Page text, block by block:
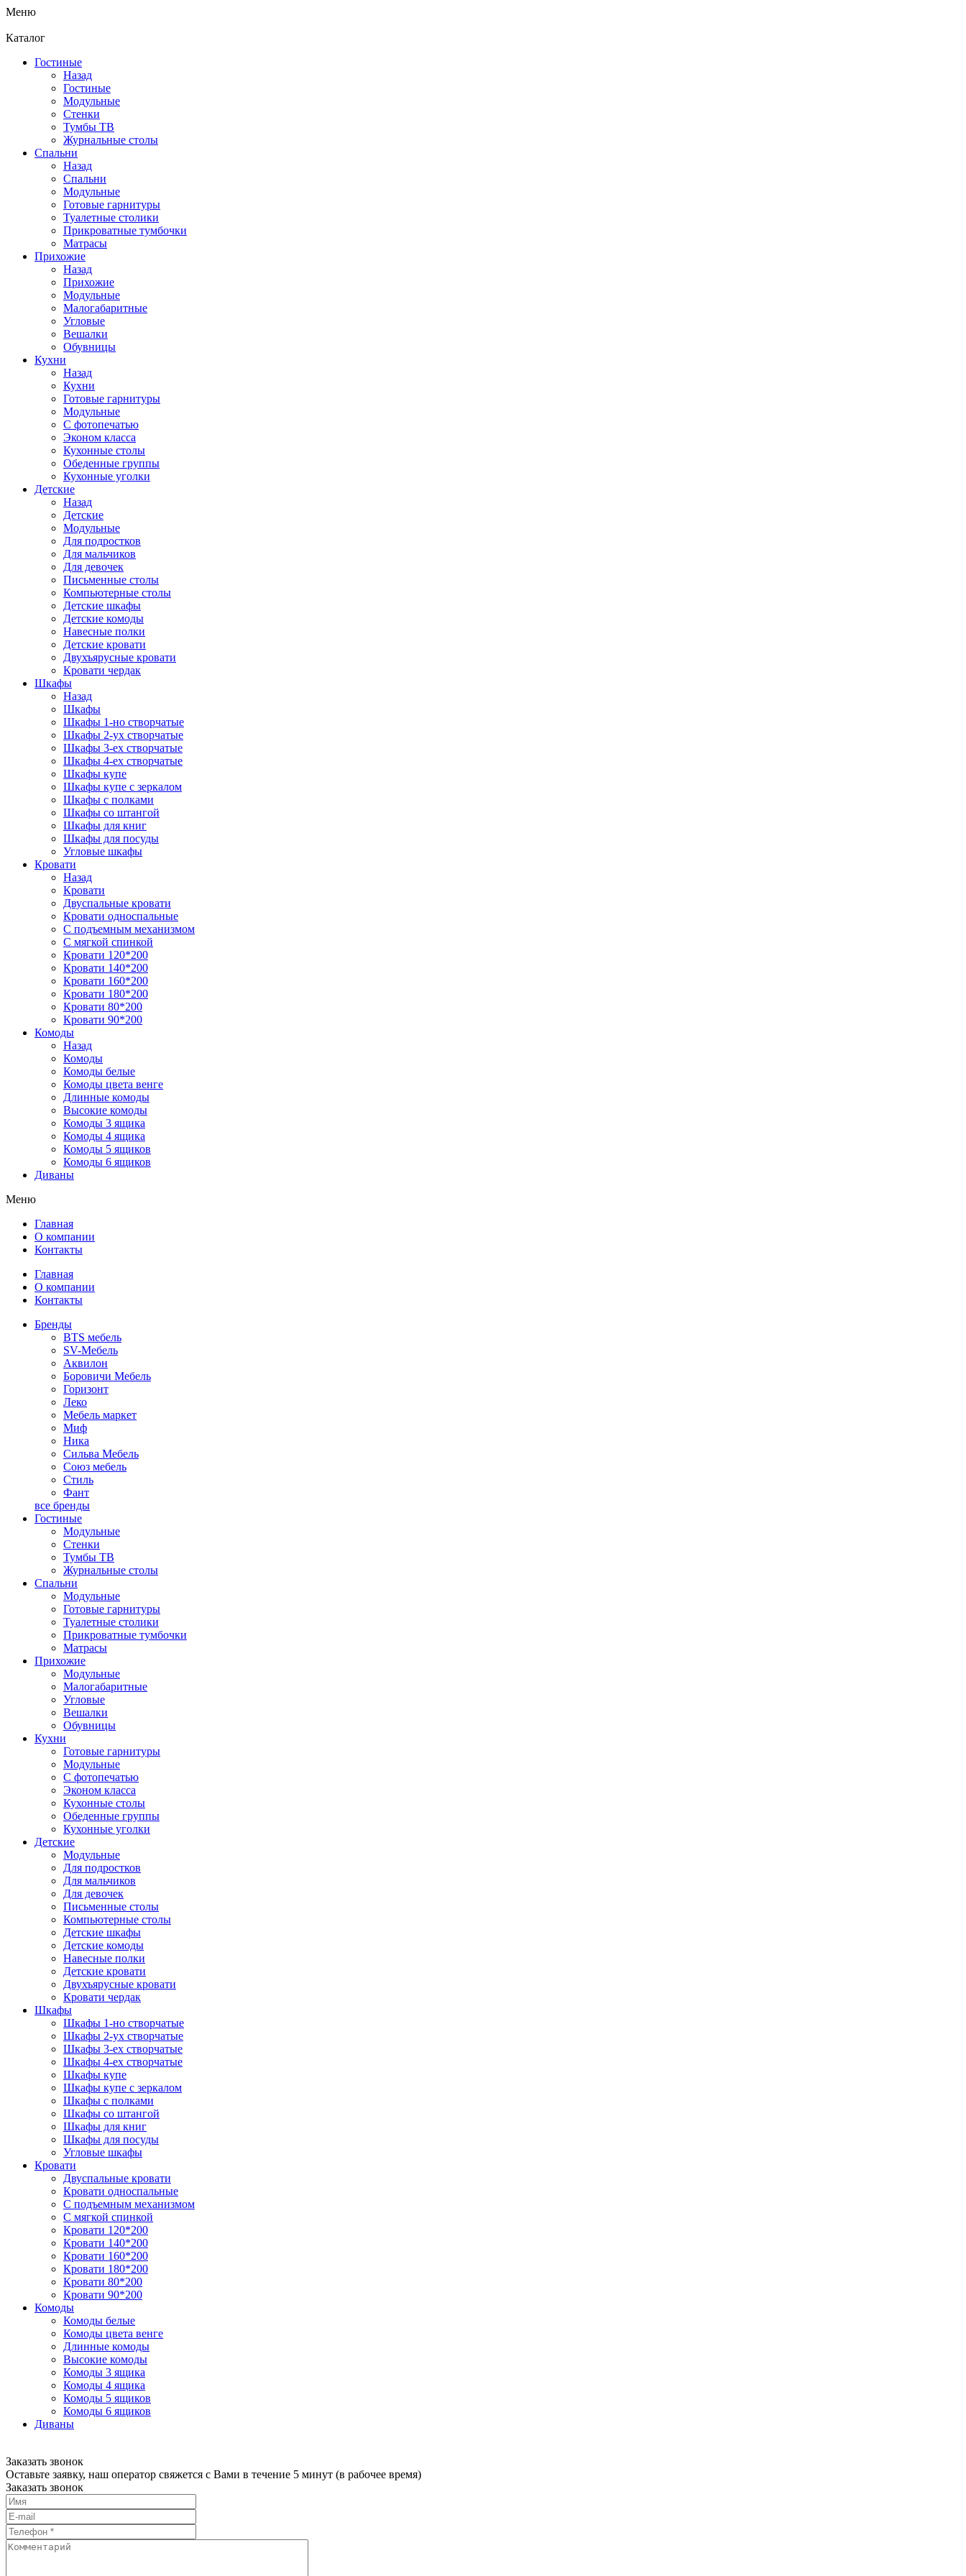
Меню
Каталог
Гостиные
Назад
Гостиные
Модульные
Стенки
Тумбы ТВ
Журнальные столы
Спальни
Назад
Спальни
Модульные
Готовые гарнитуры
Туалетные столики
Прикроватные тумбочки
Матрасы
Прихожие
Назад
Прихожие
Модульные
Малогабаритные
Угловые
Вешалки
Обувницы
Кухни
Назад
Кухни
Готовые гарнитуры
Модульные
С фотопечатью
Эконом класса
Кухонные столы
Обеденные группы
Кухонные уголки
Детские
Назад
Детские
Модульные
Для подростков
Для мальчиков
Для девочек
Письменные столы
Компьютерные столы
Детские шкафы
Детские комоды
Навесные полки
Детские кровати
Двухъярусные кровати
Кровати чердак
Шкафы
Назад
Шкафы
Шкафы 1-но створчатые
Шкафы 2-ух створчатые
Шкафы 3-ех створчатые
Шкафы 4-ех створчатые
Шкафы купе
Шкафы купе с зеркалом
Шкафы с полками
Шкафы со штангой
Шкафы для книг
Шкафы для посуды
Угловые шкафы
Кровати
Назад
Кровати
Двуспальные кровати
Кровати односпальные
С подъемным механизмом
С мягкой спинкой
Кровати 120*200
Кровати 140*200
Кровати 160*200
Кровати 180*200
Кровати 80*200
Кровати 90*200
Комоды
Назад
Комоды
Комоды белые
Комоды цвета венге
Длинные комоды
Высокие комоды
Комоды 3 ящика
Комоды 4 ящика
Комоды 5 ящиков
Комоды 6 ящиков
Диваны
Меню
Главная
О компании
Контакты
Главная
О компании
Контакты
Бренды
BTS мебель
SV-Мебель
Аквилон
Боровичи Мебель
Горизонт
Леко
Мебель маркет
Миф
Ника
Сильва Мебель
Союз мебель
Стиль
Фант
все бренды
Гостиные
Модульные
Стенки
Тумбы ТВ
Журнальные столы
Спальни
Модульные
Готовые гарнитуры
Туалетные столики
Прикроватные тумбочки
Матрасы
Прихожие
Модульные
Малогабаритные
Угловые
Вешалки
Обувницы
Кухни
Готовые гарнитуры
Модульные
С фотопечатью
Эконом класса
Кухонные столы
Обеденные группы
Кухонные уголки
Детские
Модульные
Для подростков
Для мальчиков
Для девочек
Письменные столы
Компьютерные столы
Детские шкафы
Детские комоды
Навесные полки
Детские кровати
Двухъярусные кровати
Кровати чердак
Шкафы
Шкафы 1-но створчатые
Шкафы 2-ух створчатые
Шкафы 3-ех створчатые
Шкафы 4-ех створчатые
Шкафы купе
Шкафы купе с зеркалом
Шкафы с полками
Шкафы со штангой
Шкафы для книг
Шкафы для посуды
Угловые шкафы
Кровати
Двуспальные кровати
Кровати односпальные
С подъемным механизмом
С мягкой спинкой
Кровати 120*200
Кровати 140*200
Кровати 160*200
Кровати 180*200
Кровати 80*200
Кровати 90*200
Комоды
Комоды белые
Комоды цвета венге
Длинные комоды
Высокие комоды
Комоды 3 ящика
Комоды 4 ящика
Комоды 5 ящиков
Комоды 6 ящиков
Диваны
Заказать звонок
Оставьте заявку, наш оператор свяжется с Вами в течение 5 минут (в рабочее время)
Заказать звонок